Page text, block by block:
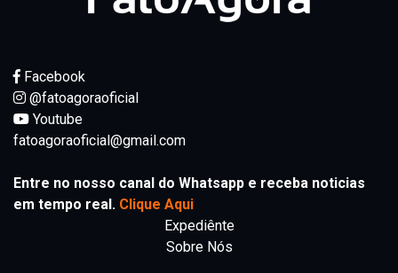
Facebook
@fatoagoraoficial
Youtube
fatoagoraoficial@gmail.com
Entre no nosso canal do Whatsapp e receba noticias
em tempo real. Clique Aqui
Expediênte
Sobre Nós